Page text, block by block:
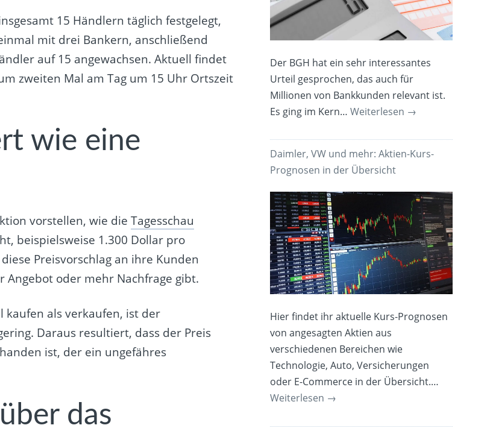
15 Händlern täglich festgelegt,
mit drei Bankern, anschließend
auf 15 angewachsen. Aktuell findet
zweiten Mal am Tag um 15 Uhr Ortszeit
wie eine
vorstellen, wie dieTagesschau
beispielsweise 1.300 Dollar pro
Preisvorschlag an ihre Kunden
oder mehr Nachfrage gibt.
kaufen als verkaufen, ist der
Daraus resultiert, dass der Preis
ist, der ein ungefähres
das
Der BGH hat ein sehr interessantes
Urteil gesprochen, das auch für
Millionen von Bankkunden relevant ist.
Es ging im Kern…Weiterlesen →
Daimler, VW und mehr: Aktien-Kurs-
Prognosen in der Übersicht
Hier findet ihr aktuelle Kurs-Prognosen
von angesagten Aktien aus
verschiedenen Bereichen wie
Technologie, Auto, Versicherungen
oder E-Commerce in der Übersicht.…
Weiterlesen →